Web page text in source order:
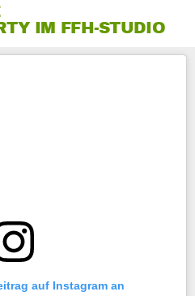
IM FFH-STUDIO
auf Instagram an